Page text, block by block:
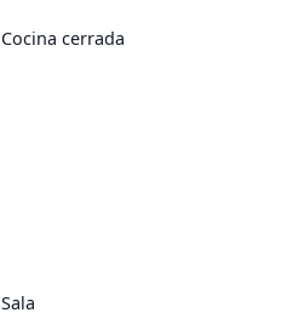
Cocina cerrada
Sala